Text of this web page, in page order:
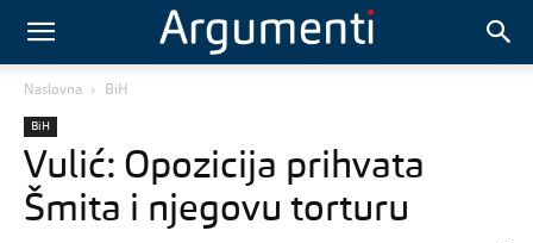
Naslovna BiH
BiH
Vulić: Opozicija prihvata
Šmita i njegovu torturu